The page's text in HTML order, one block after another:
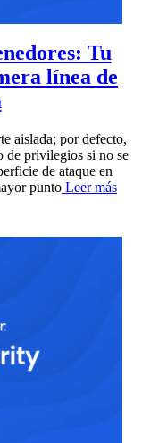
Tu
línea de
aislada; por defecto,
de privilegios si no se
de ataque en
punto Leer más